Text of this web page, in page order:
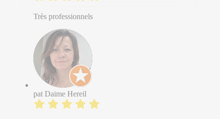
Très professionnels
pat Daime Hereil